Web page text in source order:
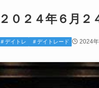
２０２４年６月２
＃デイトレ ＃デイトレード 2024